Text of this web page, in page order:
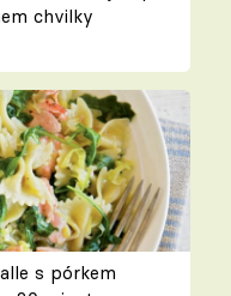
chvilky
s pórkem